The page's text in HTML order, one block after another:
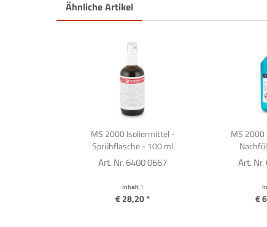
Ähnliche Artikel
MS 2000 Isoliermittel -
Sprühflasche - 100 ml
Art. Nr. 6400 0667
Inhalt 1
€ 28,20 *
MS
Art.
€